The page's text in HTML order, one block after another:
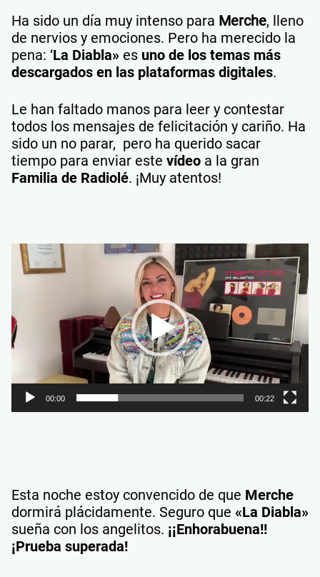
Ha sido un día muy intenso para Merche, lleno
de nervios y emociones. Pero ha merecido la
pena: ‘La Diabla» es uno de los temas más
descargados en las plataformas digitales.
Le han faltado manos para leer y contestar
todos los mensajes de felicitación y cariño. Ha
sido un no parar, pero ha querido sacar
tiempo para enviar este vídeo a la gran
Familia de Radiolé. ¡Muy atentos!
Reproductor
de
00:00 00:22
Esta noche estoy convencido de que Merche
dormirá plácidamente. Seguro que «La Diabla»
sueña con los angelitos. ¡¡Enhorabuena!!
¡Prueba superada!